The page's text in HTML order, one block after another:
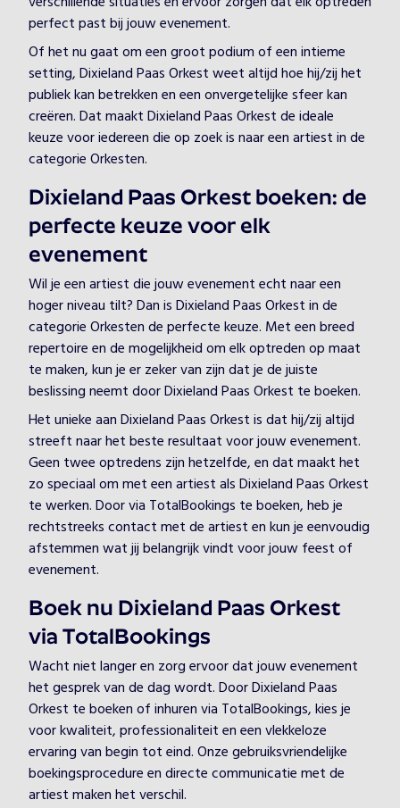
perfect past bij jouw evenement.
Of het nu gaat om een groot podium of een intieme
setting, Dixieland Paas Orkest weet altijd hoe hij/zij het
publiek kan betrekken en een onvergetelijke sfeer kan
creëren. Dat maakt Dixieland Paas Orkest de ideale
keuze voor iedereen die op zoek is naar een artiest in de
categorie Orkesten.
Dixieland Paas Orkest boeken: de
perfecte keuze voor elk
evenement
Wil je een artiest die jouw evenement echt naar een
hoger niveau tilt? Dan is Dixieland Paas Orkest in de
categorie Orkesten de perfecte keuze. Met een breed
repertoire en de mogelijkheid om elk optreden op maat
te maken, kun je er zeker van zijn dat je de juiste
beslissing neemt door Dixieland Paas Orkest te boeken.
Het unieke aan Dixieland Paas Orkest is dat hij/zij altijd
streeft naar het beste resultaat voor jouw evenement.
Geen twee optredens zijn hetzelfde, en dat maakt het
zo speciaal om met een artiest als Dixieland Paas Orkest
te werken. Door via TotalBookings te boeken, heb je
rechtstreeks contact met de artiest en kun je eenvoudig
afstemmen wat jij belangrijk vindt voor jouw feest of
evenement.
Boek nu Dixieland Paas Orkest
via TotalBookings
Wacht niet langer en zorg ervoor dat jouw evenement
het gesprek van de dag wordt. Door Dixieland Paas
Orkest te boeken of inhuren via TotalBookings, kies je
voor kwaliteit, professionaliteit en een vlekkeloze
ervaring van begin tot eind. Onze gebruiksvriendelijke
boekingsprocedure en directe communicatie met de
artiest maken het verschil.